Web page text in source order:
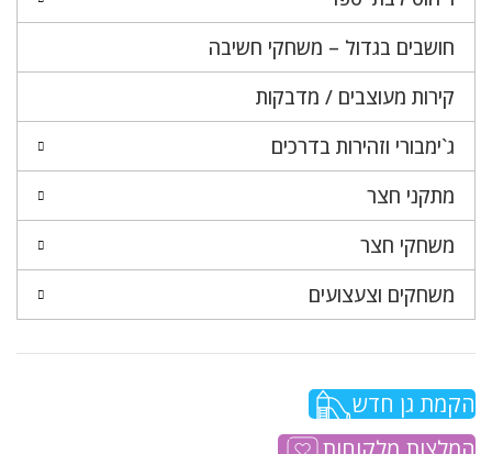
חושבים בגדול – משחקי חשיבה
קירות מעוצבים / מדבקות
ג`ימבורי וזהירות בדרכים
מתקני חצר
משחקי חצר
משחקים וצעצועים
הקמת גן חדש